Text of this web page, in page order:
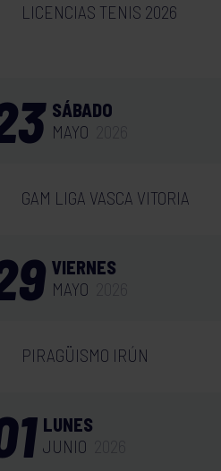
LICENCIAS TENIS 2026
SÁBADO
MAYO
GAM LIGA VASCA VITORIA
VIERNES
MAYO
PIRAGÜISMO IRÚN
LUNES
JUNIO